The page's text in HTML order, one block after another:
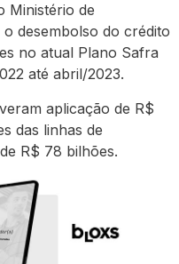
Ministério de
o desembolso do crédito
no atual Plano Safra
até abril/2023.
aplicação de R$
das linhas de
R$ 78 bilhões.